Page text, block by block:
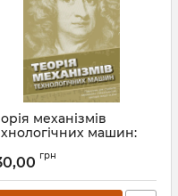
механізмів
машин:
Л12794
грн